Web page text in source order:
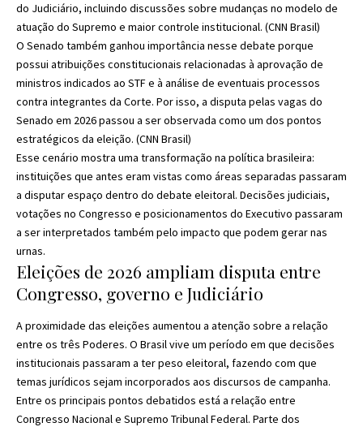
do Judiciário, incluindo discussões sobre mudanças no modelo de
atuação do Supremo e maior controle institucional. (CNN Brasil)
O Senado também ganhou importância nesse debate porque
possui atribuições constitucionais relacionadas à aprovação de
ministros indicados ao STF e à análise de eventuais processos
contra integrantes da Corte. Por isso, a disputa pelas vagas do
Senado em 2026 passou a ser observada como um dos pontos
estratégicos da eleição. (CNN Brasil)
Esse cenário mostra uma transformação na política brasileira:
instituições que antes eram vistas como áreas separadas passaram
a disputar espaço dentro do debate eleitoral. Decisões judiciais,
votações no Congresso e posicionamentos do Executivo passaram
a ser interpretados também pelo impacto que podem gerar nas
urnas.
Eleições de 2026 ampliam disputa entre
Congresso, governo e Judiciário
A proximidade das eleições aumentou a atenção sobre a relação
entre os três Poderes. O Brasil vive um período em que decisões
institucionais passaram a ter peso eleitoral, fazendo com que
temas jurídicos sejam incorporados aos discursos de campanha.
Entre os principais pontos debatidos está a relação entre
Congresso Nacional e Supremo Tribunal Federal. Parte dos